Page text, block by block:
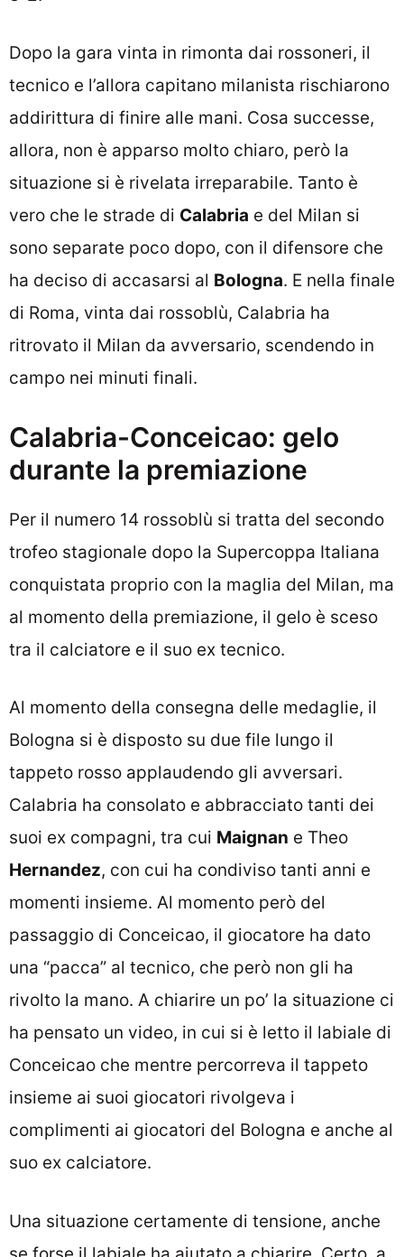
Dopo la gara vinta in rimonta dai rossoneri, il
tecnico e l’allora capitano milanista rischiarono
addirittura di finire alle mani. Cosa successe,
allora, non è apparso molto chiaro, però la
situazione si è rivelata irreparabile. Tanto è
vero che le strade di Calabria e del Milan si
sono separate poco dopo, con il difensore che
ha deciso di accasarsi al Bologna. E nella finale
di Roma, vinta dai rossoblù, Calabria ha
ritrovato il Milan da avversario, scendendo in
campo nei minuti finali.
Calabria-Conceicao: gelo
durante la premiazione
Per il numero 14 rossoblù si tratta del secondo
trofeo stagionale dopo la Supercoppa Italiana
conquistata proprio con la maglia del Milan, ma
al momento della premiazione, il gelo è sceso
tra il calciatore e il suo ex tecnico.
Al momento della consegna delle medaglie, il
Bologna si è disposto su due file lungo il
tappeto rosso applaudendo gli avversari.
Calabria ha consolato e abbracciato tanti dei
suoi ex compagni, tra cui Maignan e Theo
Hernandez, con cui ha condiviso tanti anni e
momenti insieme. Al momento però del
passaggio di Conceicao, il giocatore ha dato
una “pacca” al tecnico, che però non gli ha
rivolto la mano. A chiarire un po’ la situazione ci
ha pensato un video, in cui si è letto il labiale di
Conceicao che mentre percorreva il tappeto
insieme ai suoi giocatori rivolgeva i
complimenti ai giocatori del Bologna e anche al
suo ex calciatore.
Una situazione certamente di tensione, anche